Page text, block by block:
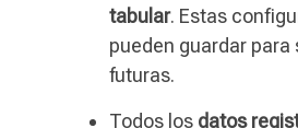
tabular. Estas
pueden guardar para
futuras.
Todos los datos